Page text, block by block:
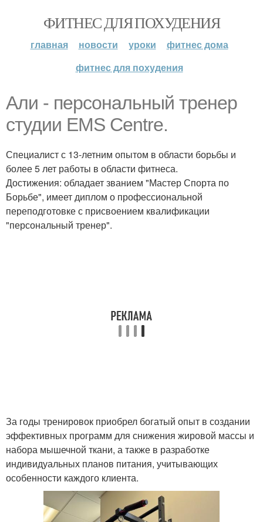
ФИТНЕС ДЛЯ ПОХУДЕНИЯ
главная новости уроки
фитнес дома
фитнес для похудения
Али - персональный тренер
студии EMS Centre.
Специалист с 13-летним опытом в области борьбы и
более 5 лет работы в области фитнеса.
Достижения: обладает званием "Мастер Спорта по
Борьбе", имеет диплом о профессиональной
переподготовке с присвоением квалификации
"персональный тренер".
За годы тренировок приобрел богатый опыт в создании
эффективных программ для снижения жировой массы и
набора мышечной ткани, а также в разработке
индивидуальных планов питания, учитывающих
особенности каждого клиента.